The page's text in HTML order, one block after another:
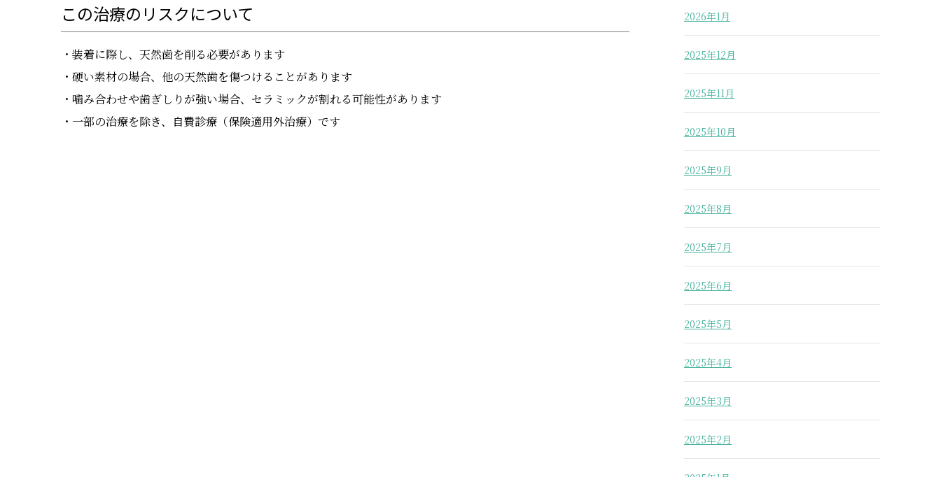
この治療のリスクについて
・装着に際し、天然歯を削る必要があります
・硬い素材の場合、他の天然歯を傷つけることがあります
・噛み合わせや歯ぎしりが強い場合、セラミックが割れる可能性があります
・一部の治療を除き、自費診療（保険適用外治療）です
2026年1月
2025年12月
2025年11月
2025年10月
2025年9月
2025年8月
2025年7月
2025年6月
2025年5月
2025年4月
2025年3月
2025年2月